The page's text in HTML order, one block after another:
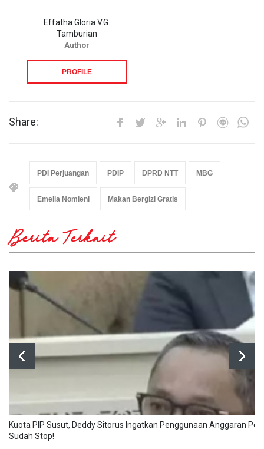
Effatha Gloria V.G.
Tamburian
Author
PROFILE
Share:
PDI Perjuangan PDIP DPRD NTT MBG
Emelia Nomleni Makan Bergizi Gratis
Berita Terkait
Kuota PIP Susut, Deddy Sitorus Ingatkan Penggunaan Anggaran
Sudah Stop!